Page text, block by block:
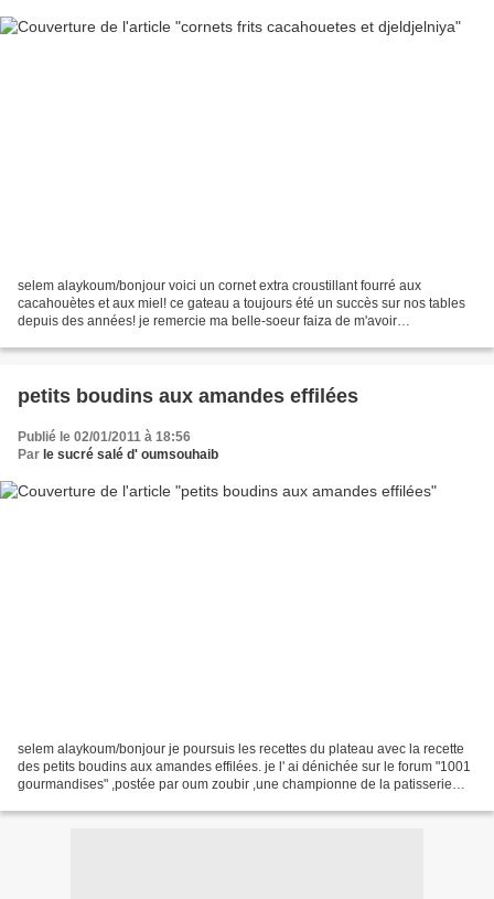
selem alaykoum/bonjour voici un cornet extra croustillant fourré aux
cacahouètes et aux miel! ce gateau a toujours été un succès sur nos tables
depuis des années! je remercie ma belle-soeur faiza de m'avoir
petits boudins aux amandes effilées
Publié le 02/01/2011 à 18:56
Par le sucré salé d' oumsouhaib
selem alaykoum/bonjour je poursuis les recettes du plateau avec la recette
des petits boudins aux amandes effilées. je l' ai dénichée sur le forum "1001
gourmandises" ,postée par oum zoubir ,une championne de la patisserie